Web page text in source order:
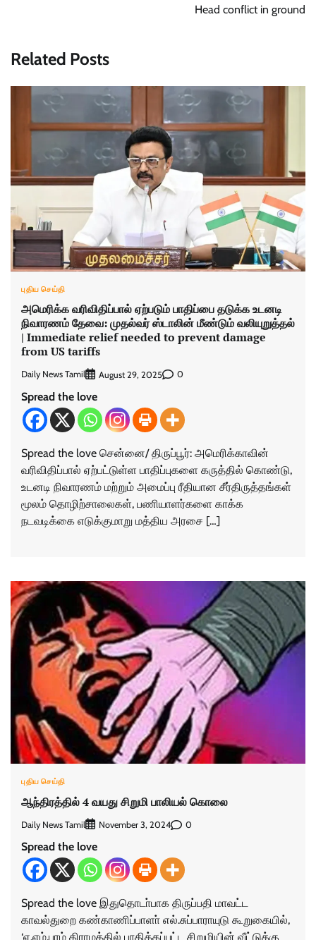
Head conflict in ground
Related Posts
புதிய செய்தி
அமெரிக்க வரிவிதிப்பால் ஏற்படும் பாதிப்பை தடுக்க உடனடி
நிவாரணம் தேவை: முதல்வர் ஸ்டாலின் மீண்டும் வலியுறுத்தல்
| Immediate relief needed to prevent damage
from US tariffs
Daily News Tamil August 29, 2025 0
Spread the love
Spread the love சென்னை/ திருப்பூர்: அமெரிக்காவின்
வரிவிதிப்பால் ஏற்பட்டுள்ள பாதிப்புகளை கருத்தில் கொண்டு,
உடனடி நிவாரணம் மற்றும் அமைப்பு ரீதியான சீர்திருத்தங்கள்
மூலம் தொழிற்சாலைகள், பணியாளர்களை காக்க
நடவடிக்கை எடுக்குமாறு மத்திய அரசை […]
புதிய செய்தி
ஆந்திரத்தில் 4 வயது சிறுமி பாலியல் கொலை
Daily News Tamil November 3, 2024 0
Spread the love
Spread the love இதுதொடா்பாக திருப்பதி மாவட்ட
காவல்துறை கண்காணிப்பாளா் எல்.சுப்பாராயுடு கூறுகையில்,
‘ஏ.எம்.புரம் கிராமத்தில் பாதிக்கப்பட்ட சிறுமியின் வீட்டுக்கு